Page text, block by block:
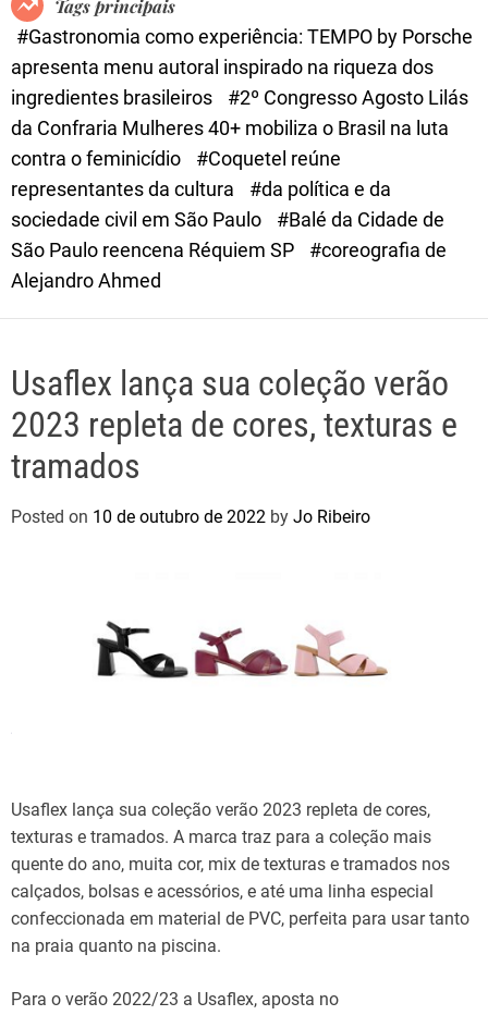
e
Tags principais
#Gastronomia como experiência: TEMPO by Porsche
apresenta menu autoral inspirado na riqueza dos
ingredientes brasileiros
#2º Congresso Agosto Lilás
da Confraria Mulheres 40+ mobiliza o Brasil na luta
contra o feminicídio
#Coquetel reúne
representantes da cultura
#da política e da
sociedade civil em São Paulo
#Balé da Cidade de
São Paulo reencena Réquiem SP
#coreografia de
Alejandro Ahmed
Usaflex lança sua coleção verão
2023 repleta de cores, texturas e
tramados
Posted on 10 de outubro de 2022 by Jo Ribeiro
Usaflex lança sua coleção verão 2023 repleta de cores,
texturas e tramados. A marca traz para a coleção mais
quente do ano, muita cor, mix de texturas e tramados nos
calçados, bolsas e acessórios, e até uma linha especial
confeccionada em material de PVC, perfeita para usar tanto
na praia quanto na piscina.
Para o verão 2022/23 a Usaflex, aposta no